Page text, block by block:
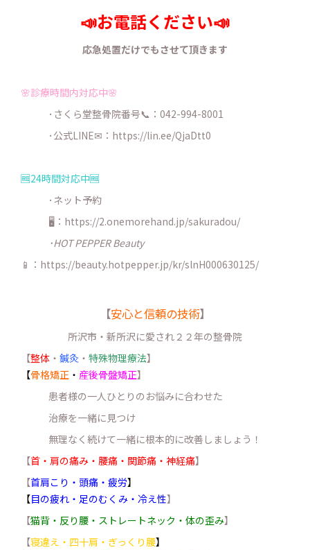
📣お電話ください📣
応急処置だけでもさせて頂きます
🌸診療時間内対応中🌸
･さくら堂整骨院番号📞：042-994-8001
･公式LINE✉： https://lin.ee/QjaDtt0
🆓24時間対応中🆓
･ネット予約
🖥：https://2.onemorehand.jp/sakuradou/
･HOT PEPPER Beauty
📱：https://beauty.hotpepper.jp/kr/slnH000630125/
【安心と信頼の技術】
所沢市・新所沢に愛され２２年の整骨院
【整体 ・ 鍼灸 ・ 特殊物理療法】
【骨格矯正 ・ 産後骨盤矯正】
患者様の一人ひとりのお悩みに合わせた
治療を一緒に見つけ
無理なく続けて一緒に根本的に改善しましょう！
【首・肩の痛み・腰痛・関節痛・神経痛】
【首肩こり・頭痛・疲労】
【目の疲れ・足のむくみ・冷え性】
【猫背・反り腰・ストレートネック・体の歪み】
【寝違え・四十肩・ぎっくり腰】